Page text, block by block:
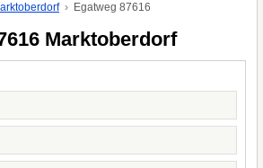
Egatweg 87616
Marktoberdorf